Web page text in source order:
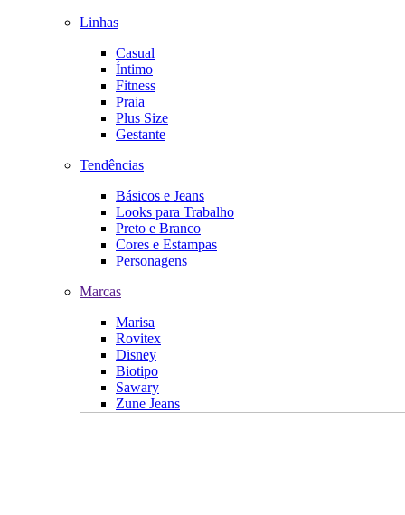
Linhas
Casual
Íntimo
Fitness
Praia
Plus Size
Gestante
Tendências
Básicos e Jeans
Looks para Trabalho
Preto e Branco
Cores e Estampas
Personagens
Marcas
Marisa
Rovitex
Disney
Biotipo
Sawary
Zune Jeans